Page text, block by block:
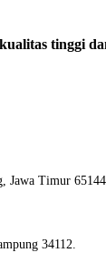
tinggi
Jawa Timur 65144.
34112.